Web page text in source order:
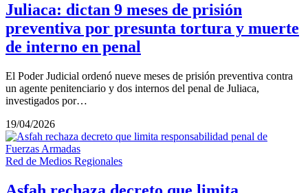
Juliaca: dictan 9 meses de prisión
preventiva por presunta tortura y muerte
de interno en penal
El Poder Judicial ordenó nueve meses de prisión preventiva contra
un agente penitenciario y dos internos del penal de Juliaca,
investigados por…
19/04/2026
Red de Medios Regionales